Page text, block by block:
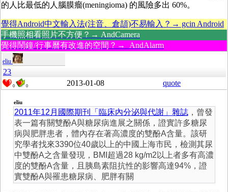
的人比最低的人腦膜瘤(meningioma) 的風險多出 60%。
覺得Android中文輸入法(注音、倉頡)不易輸入？→ gcin Android
手機照相看照片不方便？→ AndCamera
覺得鬧鐘/行事曆有改進的空間？→ AndAlarm
eliu
23
0 0 2013-01-08 quote
eliu
2011年12月國際期刊「臨床內分泌與代謝」雜誌，曾發
表一篇有關雙酚A與糖尿病進展之關係，證實許多糖尿
病與肥胖患者，體內存在著高濃度的雙酚A含量。該研
究學者找來3390位40歲以上的中國上海市民，檢測其尿
中雙酚A之含量發現，BMI超過28 kg/m2以上者多有高濃
度的雙酚A含量，且胰島素阻抗性的影響高達94%，證
實雙酚A與罹患糖尿病、肥胖有關